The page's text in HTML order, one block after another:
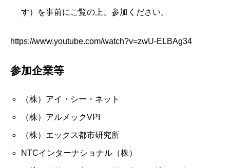
す）を事前にご覧の上、参加ください。
https://www.youtube.com/watch?v=zwU-ELBAg34
参加企業等
（株）アイ・シー・ネット
（株）アルメックVPI
（株）エックス都市研究所
NTCインターナショナル（株）